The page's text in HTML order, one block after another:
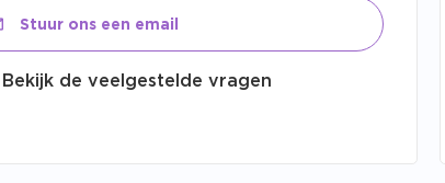
Stuur ons een email
Bekijk de veelgestelde vragen